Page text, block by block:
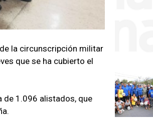
la circunscripción militar
que se ha cubierto el
de 1.096 alistados, que